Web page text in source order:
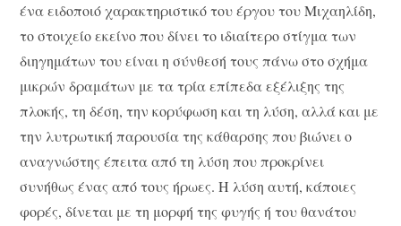
ένα ειδοποιό χαρακτηριστικό του έργου του Μιχαηλίδη,
το στοιχείο εκείνο που δίνει το ιδιαίτερο στίγμα των
διηγημάτων του είναι η σύνθεσή τους πάνω στο σχήμα
μικρών δραμάτων με τα τρία επίπεδα εξέλιξης της
πλοκής, τη δέση, την κορύφωση και τη λύση, αλλά και με
την λυτρωτική παρουσία της κάθαρσης που βιώνει ο
αναγνώστης έπειτα από τη λύση που προκρίνει
συνήθως ένας από τους ήρωες. Η λύση αυτή, κάποιες
φορές, δίνεται με τη μορφή της φυγής ή του θανάτου